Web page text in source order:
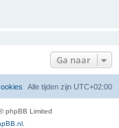
Ga naar
Alle tijden zijn UTC+02:00
phpBB Limited